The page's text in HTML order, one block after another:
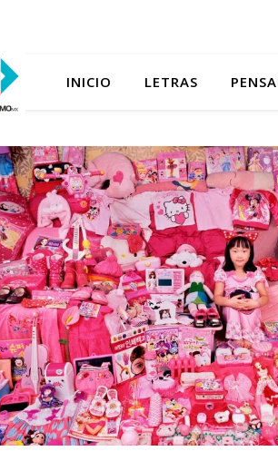
INICIO LETRAS